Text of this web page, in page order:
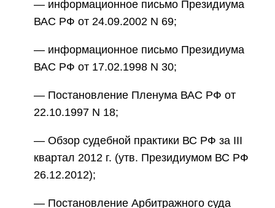
— информационное письмо Президиума
ВАС РФ от 24.09.2002 N 69;
— информационное письмо Президиума
ВАС РФ от 17.02.1998 N 30;
— Постановление Пленума ВАС РФ от
22.10.1997 N 18;
— Обзор судебной практики ВС РФ за III
квартал 2012 г. (утв. Президиумом ВС РФ
26.12.2012);
— Постановление Арбитражного суда